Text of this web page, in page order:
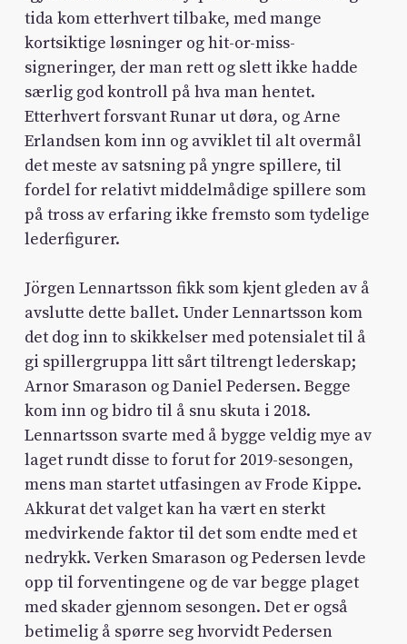
tida kom etterhvert tilbake, med mange
kortsiktige løsninger og hit-or-miss-
signeringer, der man rett og slett ikke hadde
særlig god kontroll på hva man hentet.
Etterhvert forsvant Runar ut døra, og Arne
Erlandsen kom inn og avviklet til alt overmål
det meste av satsning på yngre spillere, til
fordel for relativt middelmådige spillere som
på tross av erfaring ikke fremsto som tydelige
lederfigurer.
Jörgen Lennartsson fikk som kjent gleden av å
avslutte dette ballet. Under Lennartsson kom
det dog inn to skikkelser med potensialet til å
gi spillergruppa litt sårt tiltrengt lederskap;
Arnor Smarason og Daniel Pedersen. Begge
kom inn og bidro til å snu skuta i 2018.
Lennartsson svarte med å bygge veldig mye av
laget rundt disse to forut for 2019-sesongen,
mens man startet utfasingen av Frode Kippe.
Akkurat det valget kan ha vært en sterkt
medvirkende faktor til det som endte med et
nedrykk. Verken Smarason og Pedersen levde
opp til forventingene og de var begge plaget
med skader gjennom sesongen. Det er også
betimelig å spørre seg hvorvidt Pedersen